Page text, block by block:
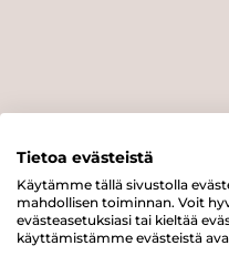
Tietoa evästeistä
Käytämme tällä sivustolla
mahdollisen toiminnan. Voit
evästeasetuksiasi tai kieltää
käyttämistämme evästeistä